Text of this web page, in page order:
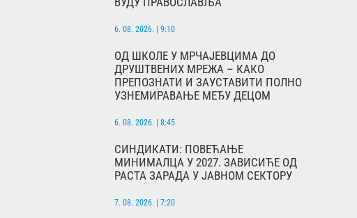
6. 08. 2026. | 9:10
ОД ШКОЛЕ У МРЧАЈЕВЦИМА ДО
ДРУШТВЕНИХ МРЕЖА – КАКО
ПРЕПОЗНАТИ И ЗАУСТАВИТИ ПОЛНО
УЗНЕМИРАВАЊЕ МЕЂУ ДЕЦОМ
6. 08. 2026. | 8:45
СИНДИКАТИ: ПОВЕЋАЊЕ
МИНИМАЛЦА У 2027. ЗАВИСИЋЕ ОД
РАСТА ЗАРАДА У ЈАВНОМ СЕКТОРУ
7. 08. 2026. | 7:20